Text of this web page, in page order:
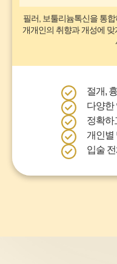
필러, 보툴리늄톡신을 통
개개인의 취향과 개성에
절개,
다양한
정확하
개인별
입술